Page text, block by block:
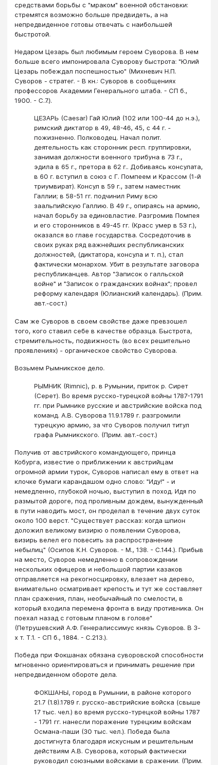
средствами борьбы с "мраком" военной обстановки:
стремятся возможно больше предвидеть, а на
непредвиденное готовы отвечать с наибольшей
быстротой.
Недаром Цезарь был любимым героем Суворова. В нем
больше всего импонировала Суворову быстрота: "Юлий
Цезарь побеждал поспешностью" (Михневич Н.П.
Суворов - стратег. - В кн.: Суворов в сообщениях
профессоров Академии Генерального штаба. - СП б.,
1900. - С.7.).
ЦЕЗАРЬ (Caesar) Гай Юлий (102 или 100-44 до н.э.),
римский диктатор в 49, 48-46, 45, с 44 г. -
пожизненно. Полководец. Начал полит.
деятельность как сторонник респ. группировки,
занимая должности военного трибуна в 73 г.,
эдила в 65 г., претора в 62 г.. Добиваясь консулата,
в 60 г. вступил в союз с Г. Помпеем и Крассом (1-й
триумвират). Консул в 59 г., затем наместник
Галлии; в 58-51 гг. подчинил Риму всю
заальпийскую Галлию. В 49 г., опираясь на армию,
начал борьбу за единовластие. Разгромив Помпея
и его сторонников в 49-45 гг. (Красс умер в 53 г.),
оказался во главе государства. Сосредоточив в
своих руках ряд важнейших республиканских
должностей, (диктатора, консула и т. п.), стал
фактически монархом. Убит в результате заговора
республиканцев. Автор "Записок о галльской
войне" и "Записок о гражданских войнах"; провел
реформу календаря (Юлианский календарь). (Прим.
авт.-сост.)
Сам же Суворов в своем свойстве даже превзошел
того, кого ставил себе в качестве образца. Быстрота,
стремительность, подвижность (во всех решительно
проявлениях) - органическое свойство Суворова.
Возьмем Рымникское дело.
РЫМНИК (Rimnic), р. в Румынии, приток р. Сирет
(Серет). Во время русско-турецкой войны 1787-1791
гг. при Рымнике русские и австрийские войска под
команд. А.В. Суворова 11.9.1789 г. разгромили
турецкую армию, за что Суворов получил титул
графа Рымникского. (Прим. авт.-сост.)
Получив от австрийского командующего, принца
Кобурга, известие о приближении к австрийцам
огромной армии турок, Суворов написал ему в ответ на
клочке бумаги карандашом одно слово: "Иду!" - и
немедленно, глубокой ночью, выступил в поход. Идя по
размытой дороге, под проливным дождем, вынужденный
в пути наводить мост, он проделал в течение двух суток
около 100 верст. "Существует рассказ: когда шпион
доложил великому визирю о появлении Суворова,
визирь велел его повесить за распространение
небылиц" (Осипов К.Н. Суворов. - М., 138. - С.144.). Прибыв
на место, Суворов немедленно в сопровождении
нескольких офицеров и небольшой партии казаков
отправляется на рекогносцировку, влезает на дерево,
внимательно осматривает крепость и тут же составляет
план сражения, план, необычайный по смелости, в
который входила перемена фронта в виду противника. Он
поехал назад с готовым планом в голове"
(Петрушевский А.Ф. Генералиссимус князь Суворов. В 3-
х т. Т.1. - СП б., 1884. - С.213.).
Победа при Фокшанах обязана суворовской способности
мгновенно ориентироваться и принимать решение при
непредвиденном обороте дела.
ФОКШАНЫ, город в Румынии, в районе которого
21.7 (1.8).1789 г. русско-австрийские войска (свыше
17 тыс. чел.) во время русско-турецкой войны 1787
- 1791 гг. нанесли поражение турецким войскам
Османа-паши (30 тыс. чел.). Победа была
достигнута благодаря искусным и решительным
действиям А.В. Суворова, который фактически
руководил союзными войсками в сражении. (Прим.